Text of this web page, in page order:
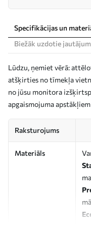
Specifikācijas un
Biežāk uzdotie
Lūdzu, ņemiet vērā:
atšķirties no tīmekļa
no jūsu monitora
apgaismojuma
Raksturojums
Materiāls